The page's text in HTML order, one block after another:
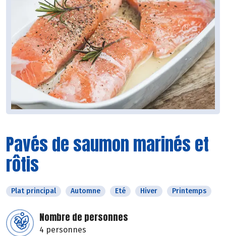
Pavés de saumon marinés et
rôtis
Plat principal Automne Eté Hiver Printemps
Nombre de personnes
4 personnes